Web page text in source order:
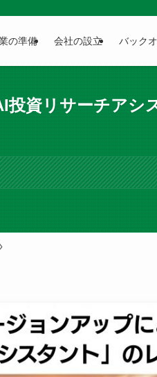
の準備 会社の設立 バック
資リサーチアシ